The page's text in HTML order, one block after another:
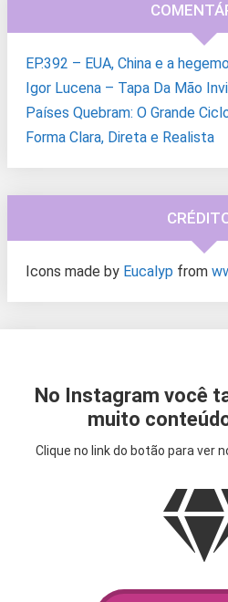
EP.392 – EUA, China e a
Igor Lucena – Tapa Da Mão
Países Quebram: O Grande
Forma Clara, Direta e Realista
Icons made by Eucalyp from
No Instagram você
muito
Clique no link do botão para ver